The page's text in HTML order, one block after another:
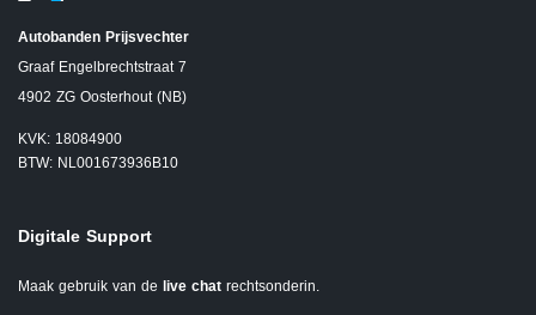
Autobanden Prijsvechter
Graaf Engelbrechtstraat 7
4902 ZG Oosterhout (NB)
KVK: 18084900
BTW: NL001673936B10
Digitale Support
Maak gebruik van de live chat rechtsonderin.